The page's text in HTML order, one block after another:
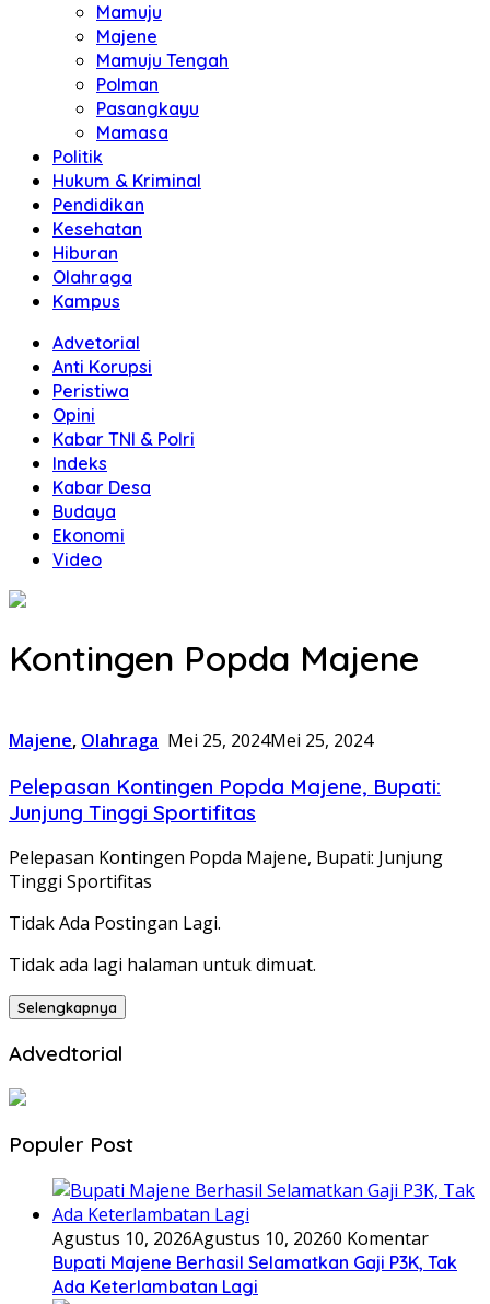
Mamuju
Majene
Mamuju Tengah
Polman
Pasangkayu
Mamasa
Politik
Hukum & Kriminal
Pendidikan
Kesehatan
Hiburan
Olahraga
Kampus
Advetorial
Anti Korupsi
Peristiwa
Opini
Kabar TNI & Polri
Indeks
Kabar Desa
Budaya
Ekonomi
Video
Kontingen Popda Majene
Majene, Olahraga Mei 25, 2024Mei 25, 2024
Pelepasan Kontingen Popda Majene, Bupati:
Junjung Tinggi Sportifitas
Pelepasan Kontingen Popda Majene, Bupati: Junjung
Tinggi Sportifitas
Tidak Ada Postingan Lagi.
Tidak ada lagi halaman untuk dimuat.
Selengkapnya
Advedtorial
Populer Post
Agustus 10, 2026Agustus 10, 20260 Komentar
Bupati Majene Berhasil Selamatkan Gaji P3K, Tak
Ada Keterlambatan Lagi